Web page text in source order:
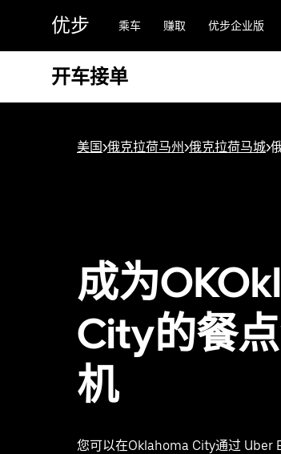
容
优步 乘车 赚取 优步企业版
开车接单
美国>俄克拉荷马州>俄克拉荷马城>
成为
City的餐
机
您可以在Oklahoma City通过 Uber